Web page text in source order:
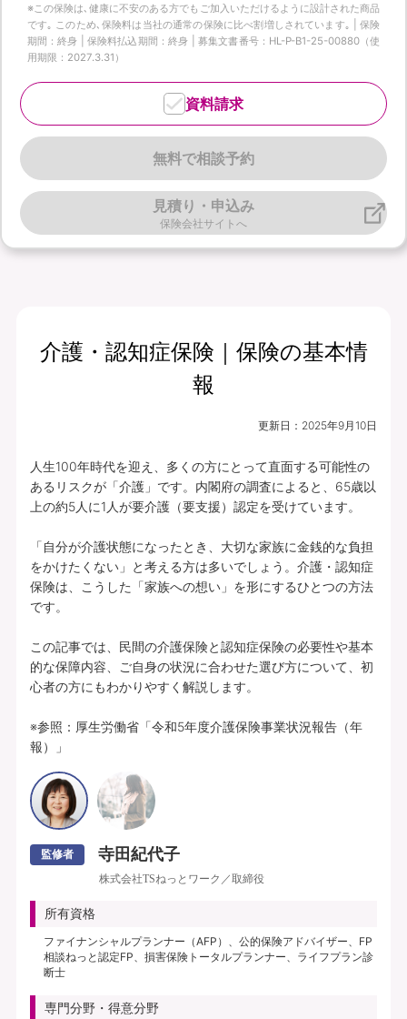
※この保険は､健康に不安のある方でもご加入いただけるように設計された商品
です｡ このため､保険料は当社の通常の保険に比べ割増しされています｡ | 保険
期間：終身 | 保険料払込期間：終身 | 募集文書番号：HL-P-B1-25-00880（使
用期限：2027.3.31）
無料で相談予約
資料請求
見積り・申込み
保険会社サイトへ
介護・認知症保険｜保険の基本情
報
更新日： 2025年9月10日
人生100年時代を迎え、多くの方にとって直面する可能性の
あるリスクが「介護」です。内閣府の調査によると、65歳以
上の約5人に1人が要介護（要支援）認定を受けています。
「自分が介護状態になったとき、大切な家族に金銭的な負担
をかけたくない」と考える方は多いでしょう。介護・認知症
保険は、こうした「家族への想い」を形にするひとつの方法
です。
この記事では、民間の介護保険と認知症保険の必要性や基本
的な保障内容、ご自身の状況に合わせた選び方について、初
心者の方にもわかりやすく解説します。
※参照：厚生労働省「令和5年度介護保険事業状況報告（年
報）」
監修者 寺田紀代子
株式会社TSねっとワーク／取締役
所有資格
ファイナンシャルプランナー（AFP）、公的保険アドバイザー、FP
相談ねっと認定FP、損害保険トータルプランナー、ライフプラン診
断士
専門分野・得意分野